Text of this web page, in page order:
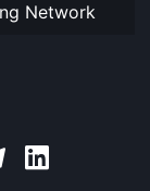
Network